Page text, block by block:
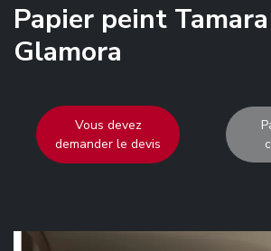
Papier peint
Glamora
Vous devez
demander le devis